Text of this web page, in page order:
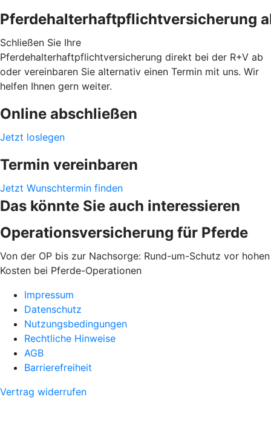
Pferdehalterhaftpflichtversicherung
Schließen Sie Ihre
Pferdehalterhaftpflichtversicherung direkt bei der R+V ab
oder vereinbaren Sie alternativ einen Termin mit uns. Wir
helfen Ihnen gern weiter.
Online abschließen
Jetzt loslegen
Termin vereinbaren
Jetzt Wunschtermin finden
Das könnte Sie auch interessieren
Operationsversicherung für Pferde
Von der OP bis zur Nachsorge: Rund-um-Schutz vor hohen
Kosten bei Pferde-Operationen
Impressum
Datenschutz
Nutzungsbedingungen
Rechtliche Hinweise
AGB
Barrierefreiheit
Vertrag widerrufen